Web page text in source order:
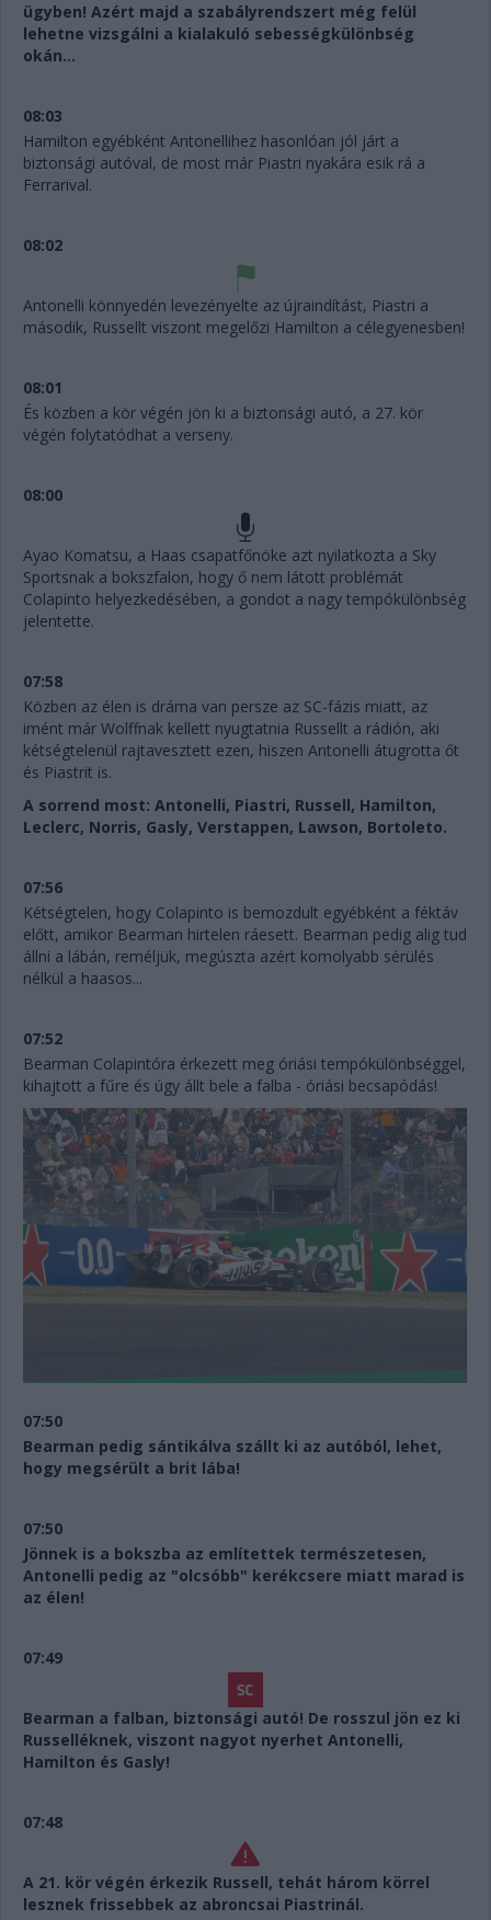
ügyben! Azért majd a szabályrendszert még felül
lehetne vizsgálni a kialakuló sebességkülönbség
okán...
08:03
Hamilton egyébként Antonellihez hasonlóan jól járt a
biztonsági autóval, de most már Piastri nyakára esik rá a
Ferrarival.
08:02
Antonelli könnyedén levezényelte az újraindítást, Piastri a
második, Russellt viszont megelőzi Hamilton a célegyenesben!
08:01
És közben a kör végén jön ki a biztonsági autó, a 27. kör
végén folytatódhat a verseny.
08:00
Ayao Komatsu, a Haas csapatfőnöke azt nyilatkozta a Sky
Sportsnak a bokszfalon, hogy ő nem látott problémát
Colapinto helyezkedésében, a gondot a nagy tempókülönbség
jelentette.
07:58
Közben az élen is dráma van persze az SC-fázis miatt, az
imént már Wolffnak kellett nyugtatnia Russellt a rádión, aki
kétségtelenül rajtavesztett ezen, hiszen Antonelli átugrotta őt
és Piastrit is.
A sorrend most: Antonelli, Piastri, Russell, Hamilton,
Leclerc, Norris, Gasly, Verstappen, Lawson, Bortoleto.
07:56
Kétségtelen, hogy Colapinto is bemozdult egyébként a féktáv
előtt, amikor Bearman hirtelen ráesett. Bearman pedig alig tud
állni a lábán, reméljük, megúszta azért komolyabb sérülés
nélkül a haasos...
07:52
Bearman Colapintóra érkezett meg óriási tempókülönbséggel,
kihajtott a fűre és úgy állt bele a falba - óriási becsapódás!
07:50
Bearman pedig sántikálva szállt ki az autóból, lehet,
hogy megsérült a brit lába!
07:50
Jönnek is a bokszba az említettek természetesen,
Antonelli pedig az "olcsóbb" kerékcsere miatt marad is
az élen!
07:49
Bearman a falban, biztonsági autó! De rosszul jön ez ki
Russelléknek, viszont nagyot nyerhet Antonelli,
Hamilton és Gasly!
07:48
A 21. kör végén érkezik Russell, tehát három körrel
lesznek frissebbek az abroncsai Piastrinál.